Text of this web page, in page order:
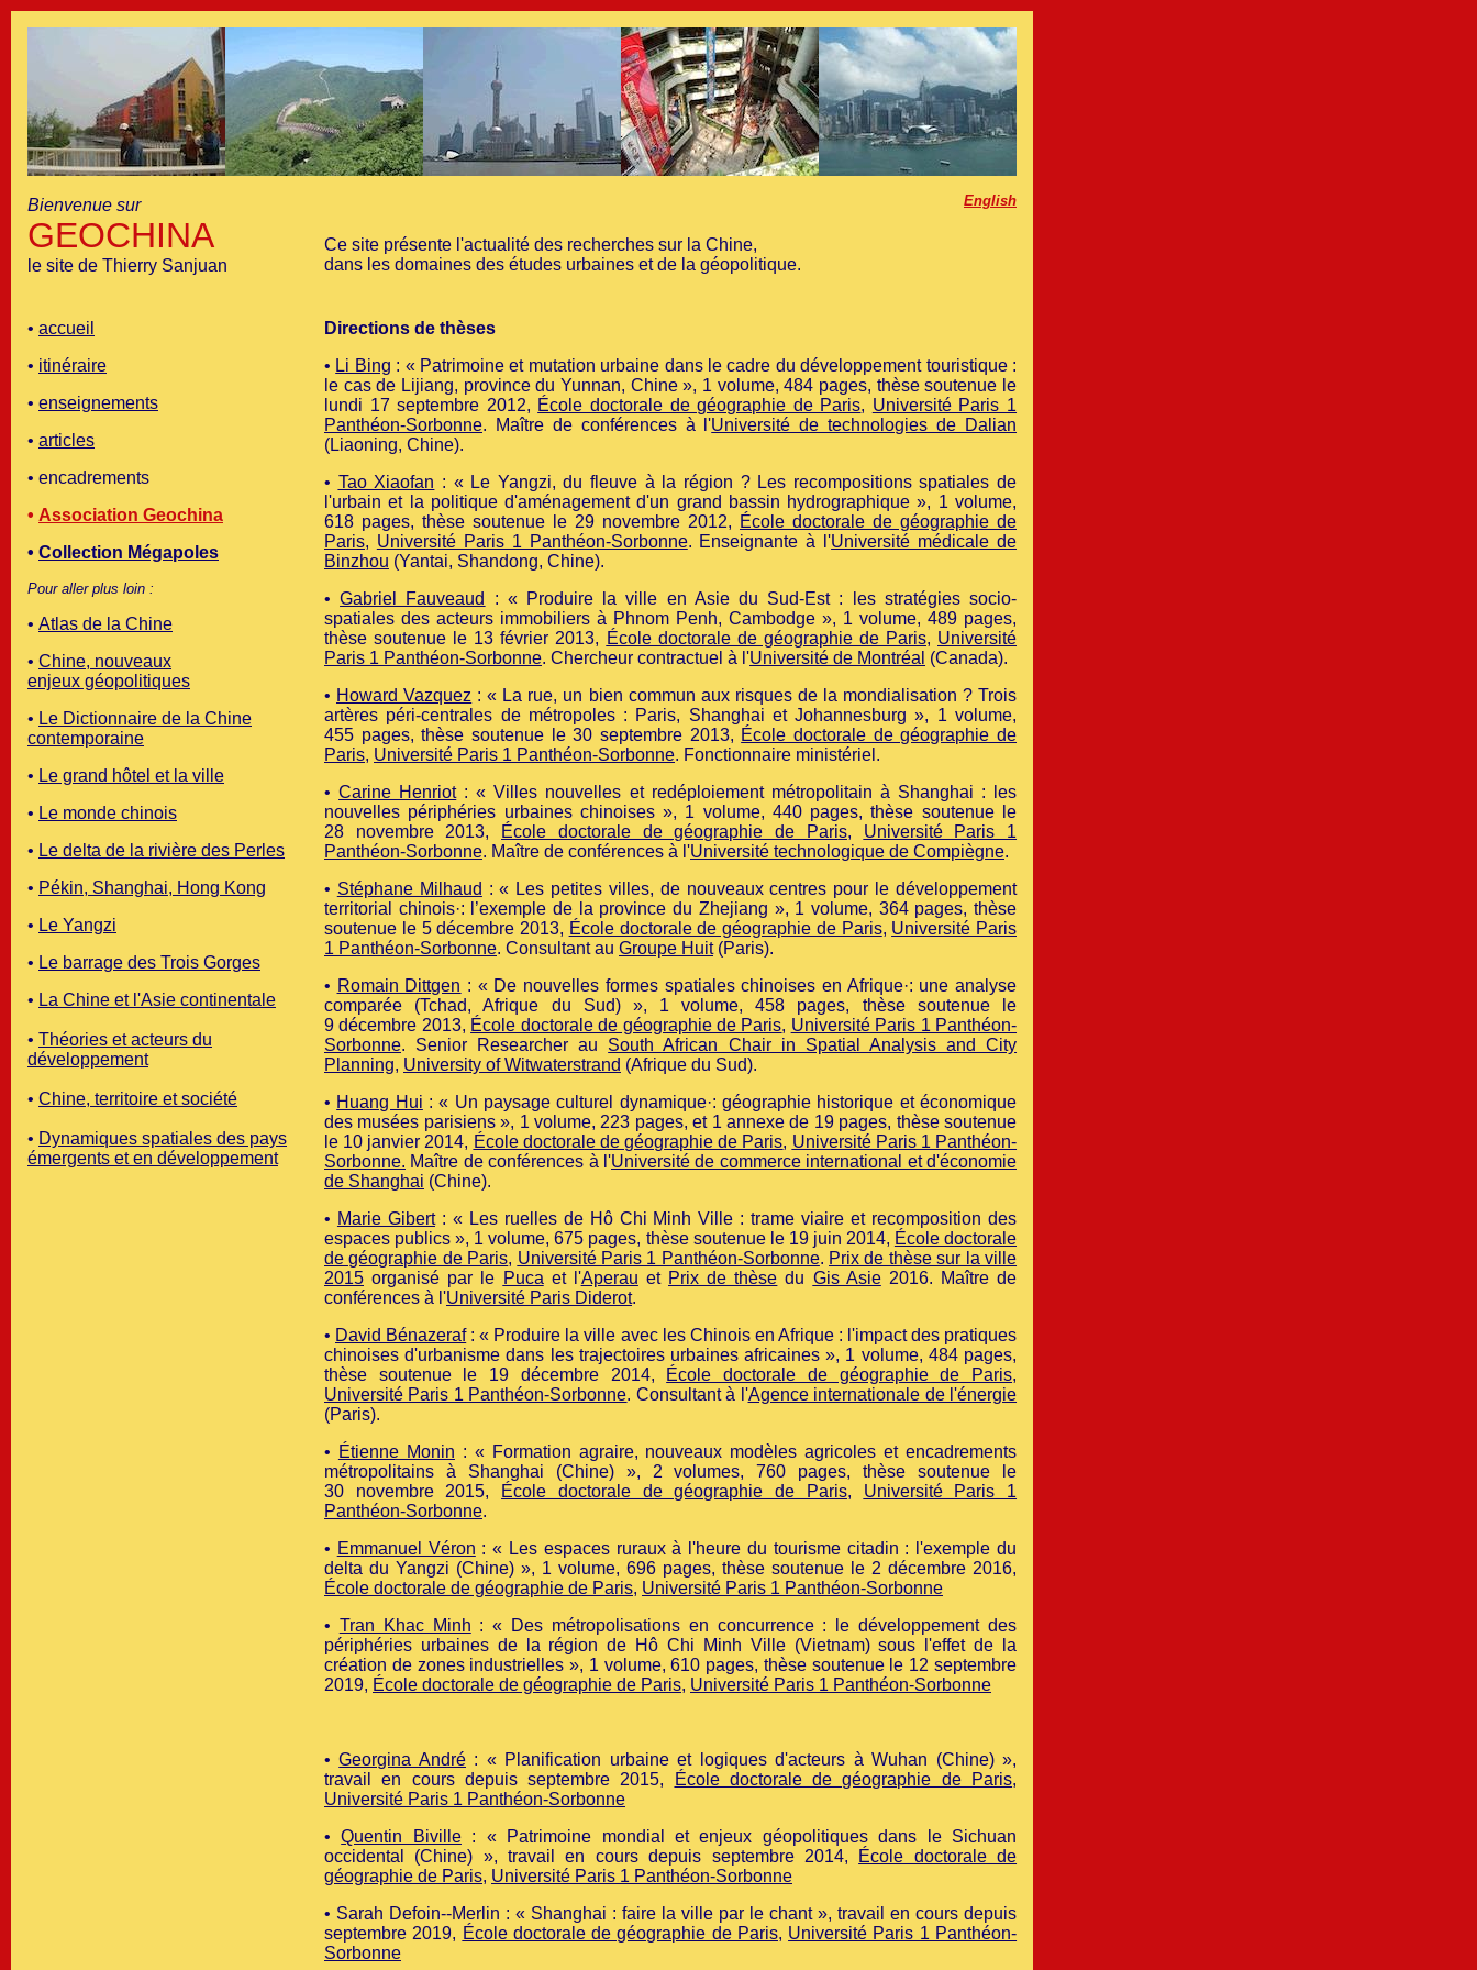
Bienvenue sur
GEOCHINA
le site de Thierry Sanjuan
English
Ce site présente l'actualité des recherches sur la Chine,
dans les domaines des études urbaines et de la géopolitique.
• accueil
• itinéraire
• enseignements
• articles
• encadrements
• Association Geochina
• Collection Mégapoles
Pour aller plus loin :
• Atlas de la Chine
• Chine, nouveaux
enjeux géopolitiques
• Le Dictionnaire de la Chine
contemporaine
• Le grand hôtel et la ville
• Le monde chinois
• Le delta de la rivière des Perles
• Pékin, Shanghai, Hong Kong
• Le Yangzi
• Le barrage des Trois Gorges
• La Chine et l'Asie continentale
• Théories et acteurs du
développement
• Chine, territoire et société
• Dynamiques spatiales des pays
émergents et en développement
Directions de thèses
• Li Bing : « Patrimoine et mutation urbaine dans le cadre du développement touristique :
le cas de Lijiang, province du Yunnan, Chine », 1 volume, 484 pages, thèse soutenue le
lundi 17 septembre 2012, École doctorale de géographie de Paris, Université Paris 1
Panthéon-Sorbonne. Maître de conférences à l'Université de technologies de Dalian
(Liaoning, Chine).
• Tao Xiaofan : « Le Yangzi, du fleuve à la région ? Les recompositions spatiales de
l'urbain et la politique d'aménagement d'un grand bassin hydrographique », 1 volume,
618 pages, thèse soutenue le 29 novembre 2012, École doctorale de géographie de
Paris, Université Paris 1 Panthéon-Sorbonne. Enseignante à l'Université médicale de
Binzhou (Yantai, Shandong, Chine).
•Gabriel Fauveaud
: « Produire la ville en Asie du Sud-Est : les stratégies socio-
spatiales des acteurs immobiliers à Phnom Penh, Cambodge », 1 volume, 489 pages,
thèse soutenue le 13 février 2013, École doctorale de géographie de Paris, Université
Paris 1 Panthéon-Sorbonne. Chercheur contractuel à l'Université de Montréal (Canada).
• Howard Vazquez : « La rue, un bien commun aux risques de la mondialisation ? Trois
artères péri-centrales de métropoles : Paris, Shanghai et Johannesburg », 1 volume,
455 pages, thèse soutenue le 30 septembre 2013, École doctorale de géographie de
Paris, Université Paris 1 Panthéon-Sorbonne. Fonctionnaire ministériel.
•Carine Henriot: « Villes nouvelles et redéploiement métropolitain à Shanghai : les
nouvelles périphéries urbaines chinoises», 1 volume, 440 pages, thèse soutenue le
28 novembre 2013,
École doctorale de géographie de Paris, Université Paris 1
Panthéon-Sorbonne. Maître de conférences à l'Université technologique de Compiègne.
• Stéphane Milhaud : « Les petites villes, de nouveaux centres pour le développement
territorial chinois·: l’exemple de la province du Zhejiang », 1 volume, 364 pages, thèse
soutenue le 5 décembre 2013, École doctorale de géographie de Paris, Université Paris
1 Panthéon-Sorbonne. Consultant au Groupe Huit(Paris).
• Romain Dittgen : « De nouvelles formes spatiales chinoises en Afrique·: une analyse
comparée (Tchad, Afrique du Sud) », 1 volume, 458 pages, thèse soutenue le
9 décembre 2013, École doctorale de géographie de Paris, Université Paris 1 Panthéon-
Sorbonne. Senior Researcher au South African Chair in Spatial Analysis and City
Planning, University of Witwaterstrand (Afrique du Sud).
• Huang Hui : « Un paysage culturel dynamique·: géographie historique et économique
des musées parisiens », 1 volume, 223 pages, et 1 annexe de 19 pages, thèse soutenue
le 10 janvier 2014, École doctorale de géographie de Paris, Université Paris 1 Panthéon-
Sorbonne. Maître de conférences à l'Université de commerce international et d'économie
de Shanghai (Chine).
• Marie Gibert: « Les ruelles de Hô Chi Minh Ville : trame viaire et recomposition des
espaces publics », 1 volume, 675 pages, thèse soutenue le 19 juin 2014, École doctorale
de géographie de Paris, Université Paris 1 Panthéon-Sorbonne. Prix de thèse sur la ville
2015 organisé par le Puca et l'Aperau et Prix de thèse du Gis Asie2016. Maître de
conférences à l'Université Paris Diderot.
• David Bénazeraf:« Produire la ville avec les Chinois en Afrique : l'impact des pratiques
chinoises d'urbanisme dans les trajectoires urbaines africaines », 1 volume, 484 pages,
thèse soutenue le 19 décembre 2014, École doctorale de géographie de Paris,
Université Paris 1 Panthéon-Sorbonne. Consultant à l'Agence internationale de l'énergie
(Paris).
• Étienne Monin : « Formation agraire, nouveaux modèles agricoles et encadrements
métropolitains à Shanghai (Chine)», 2 volumes, 760 pages,thèse soutenue le
30 novembre 2015,
École doctorale de géographie de Paris, Université Paris 1
Panthéon-Sorbonne.
• Emmanuel Véron : « Les espaces ruraux à l'heure du tourisme citadin : l'exemple du
delta du Yangzi (Chine) », 1 volume, 696 pages, thèse soutenue le 2 décembre 2016,
École doctorale de géographie de Paris, Université Paris 1 Panthéon-Sorbonne
• Tran Khac Minh : « Des métropolisations en concurrence : le développement des
périphéries urbaines de la région de Hô Chi Minh Ville (Vietnam) sous l'effet de la
création de zones industrielles », 1 volume, 610 pages, thèse soutenue le 12 septembre
2019, École doctorale de géographie de Paris, Université Paris 1 Panthéon-Sorbonne
•Georgina André: « Planification urbaine et logiques d'acteurs à Wuhan (Chine) »,
travail en cours depuis septembre 2015, École doctorale de géographie de Paris,
Université Paris 1 Panthéon-Sorbonne
•Quentin Biville: « Patrimoine mondial etenjeux géopolitiques dans leSichuan
occidental (Chine) », travail en cours depuis septembre 2014,
École doctorale de
géographie de Paris, Université Paris 1 Panthéon-Sorbonne
• Sarah Defoin--Merlin : « Shanghai : faire la ville par le chant », travail en cours depuis
septembre 2019, École doctorale de géographie de Paris, Université Paris 1 Panthéon-
Sorbonne